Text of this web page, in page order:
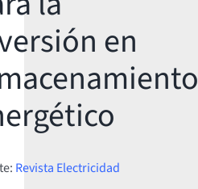
en
Revista Electricidad